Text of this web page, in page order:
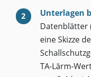
Unterlagen
Datenblätter
eine Skizze
TA-Lärm-